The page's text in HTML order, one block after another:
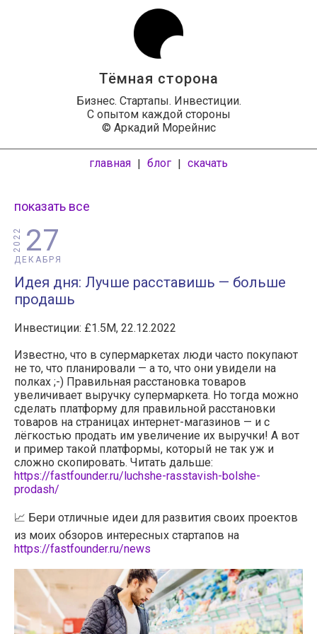
Тёмная сторона
Бизнес. Стартапы. Инвестиции.
С опытом каждой стороны
© Аркадий Морейнис
главная | блог | скачать
показать все
27
ДЕКАБРЯ
2022
Идея дня: Лучше расставишь — больше
продашь
Инвестиции: £1.5M, 22.12.2022
Известно, что в супермаркетах люди часто покупают
не то, что планировали — а то, что они увидели на
полках ;-) Правильная расстановка товаров
увеличивает выручку супермаркета. Но тогда можно
сделать платформу для правильной расстановки
товаров на страницах интернет-магазинов — и с
лёгкостью продать им увеличение их выручки! А вот
и пример такой платформы, который не так уж и
сложно скопировать. Читать дальше:
https://fastfounder.ru/luchshe-rasstavish-bolshe-
prodash/
📈 Бери отличные идеи для развития своих проектов
из моих обзоров интересных стартапов на
https://fastfounder.ru/news